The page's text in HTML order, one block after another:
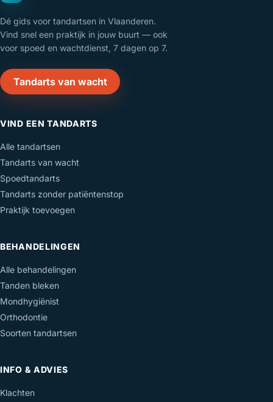
Dé gids voor tandartsen in Vlaanderen.
Vind snel een praktijk in jouw buurt — ook
voor spoed en wachtdienst, 7 dagen op 7.
Tandarts van wacht
VIND EEN TANDARTS
Alle tandartsen
Tandarts van wacht
Spoedtandarts
Tandarts zonder patiëntenstop
Praktijk toevoegen
BEHANDELINGEN
Alle behandelingen
Tanden bleken
Mondhygiënist
Orthodontie
Soorten tandartsen
INFO & ADVIES
Klachten